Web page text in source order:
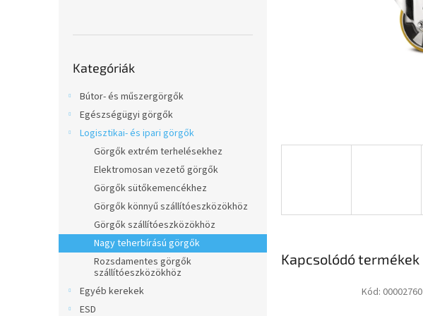
átugrása
Kategóriák
Bútor- és műszergörgők
Egészségügyi görgők
Logisztikai- és ipari görgők
Görgők extrém terhelésekhez
Elektromosan vezető görgők
Görgők sütőkemencékhez
Görgők könnyű szállítóeszközökhöz
Görgők szállítóeszközökhöz
Nagy teherbírású görgők
Rozsdamentes görgők
szállítóeszközökhöz
Egyéb kerekek
ESD
Kapcsolódó termékek
Kód: 00002760